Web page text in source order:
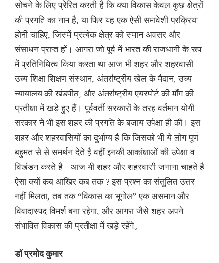
सोचने के लिए प्रेरित करती है कि क्या विकास केवल कुछ क्षेत्रों
की प्रगति का नाम है, या फिर यह एक ऐसी समावेशी प्रक्रिया
होनी चाहिए, जिसमें प्रत्येक क्षेत्र को समान अवसर और
संसाधन प्राप्त हों। आगरा जो पूर्व में भारत की राजधानी के रूप
में प्रतिनिधित्व किया करता था आज भी शहर और शहरवासी
उच्य शिक्षा शिक्षण संस्थान, अंतर्राष्ट्रीय खेल के मैदान, उच्य
न्यायालय की खंडपीठ, और अंतर्राष्ट्रीय एयरपोर्ट की माँग की
प्रतीक्षा में खड़े हुए हैं। पूर्ववर्ती सरकारों के तरह वर्तमान योगी
सरकार ने भी इस शहर की प्रगति के बजाय उपेक्षा ही की। इस
शहर और शहरवासियों का दुर्भाग्य है कि जिसको भी ये लोग पूर्ण
बहुमत से से समर्थन देते है वहीं इनकी आकांक्षाओं की उपेक्षा व
विखंडन करते है। आज भी शहर और शहरवासी जनाना चाहते है
ऐसा क्यों कब आखिर कब तक ? इस प्रश्न का संतुलित उत्तर
नहीं मिलता, तब तक “विकास का भूगोल” एक असमान और
विवादास्पद विमर्श बना रहेगा, और आगरा जैसे शहर अपने
संभावित विकास की प्रतीक्षा में खड़े रहेंगे。
डॉ प्रमोद कुमार